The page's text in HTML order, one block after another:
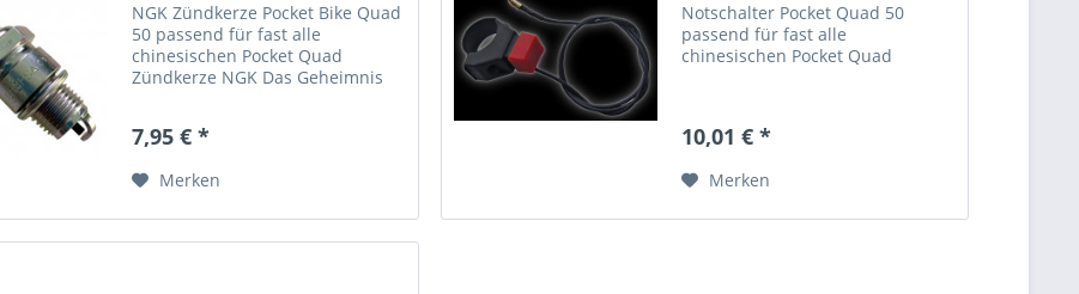
NGK Zündkerze Pocket Bike Quad
50 passend für fast alle
chinesischen Pocket Quad
Zündkerze NGK Das Geheimnis
Elektrode aus Iridium. Durch
von nur...
7,95 € *
Merken
Notschalter Pocket Quad 50
passend für fast alle
chinesischen Pocket Quad
10,01 € *
Merken